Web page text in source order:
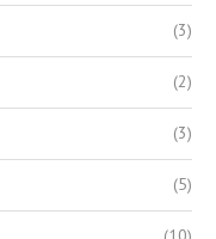
(3)
(2)
(3)
(5)